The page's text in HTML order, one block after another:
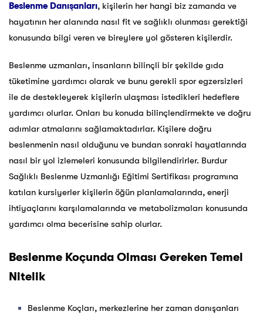
Beslenme Danışanları, kişilerin her hangi biz zamanda ve
hayatının her alanında nasıl fit ve sağlıklı olunması gerektiği
konusunda bilgi veren ve bireylere yol gösteren kişilerdir.
Beslenme uzmanları, insanların bilinçli bir şekilde gıda
tüketimine yardımcı olarak ve bunu gerekli spor egzersizleri
ile de destekleyerek kişilerin ulaşması istedikleri hedeflere
yardımcı olurlar. Onları bu konuda bilinçlendirmekte ve doğru
adımlar atmalarını sağlamaktadırlar. Kişilere doğru
beslenmenin nasıl olduğunu ve bundan sonraki hayatlarında
nasıl bir yol izlemeleri konusunda bilgilendirirler. Burdur
Sağlıklı Beslenme Uzmanlığı Eğitimi Sertifikası programına
katılan kursiyerler kişilerin öğün planlamalarında, enerji
ihtiyaçlarını karşılamalarında ve metabolizmaları konusunda
yardımcı olma becerisine sahip olurlar.
Beslenme Koçunda Olması Gereken Temel
Nitelik
Beslenme Koçları, merkezlerine her zaman danışanları